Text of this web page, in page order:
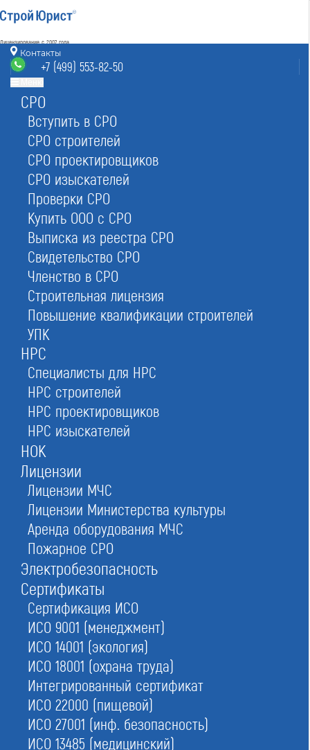
Лицензирование с 2007 года
4.93
Наш рейтинг
80отзывов
8 (800) 700-15-25
без выходных 7:00-20:00
+7 (499) 553-82-50
Москва, ст. м.«Баррикадная»,
ул. Большая Грузинская 12, строение 2, офис 9
Контакты
+7 (499) 553-82-50
СРО
Вступить в СРО
СРО строителей
СРО проектировщиков
СРО изыскателей
Проверки СРО
Купить ООО с СРО
Выписка из реестра СРО
Свидетельство СРО
Членство в СРО
Строительная лицензия
Повышение квалификации строителей
УПК
НРС
Специалисты для НРС
НРС строителей
НРС проектировщиков
НРС изыскателей
НОК
Лицензии
Лицензии МЧС
Лицензии Министерства культуры
Аренда оборудования МЧС
Пожарное СРО
Электробезопасность
Сертификаты
Сертификация ИСО
ИСО 9001 (менеджмент)
ИСО 14001 (экология)
ИСО 18001 (охрана труда)
Интегрированный сертификат
ИСО 22000 (пищевой)
ИСО 27001 (инф. безопасность)
ИСО 13485 (медицинский)
Главная Реестр СРО Строителей
Ассоциация "ОСО
Оставьте заявку прямо сейчас
Заказать консультацию
При отправке данной формы вы соглашаетесь сполитикой о предоставлении
персональных данных.
Рейтинг 4/5
№100 в Российской федерации
№135 в Московской области
№123 в Москве
Ассоциация "Объединение строительных организаций
"ПромСтройЦентр"